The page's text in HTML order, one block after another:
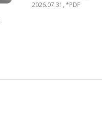
2026.07.31, *PDF